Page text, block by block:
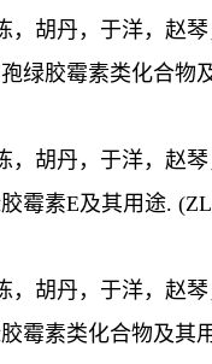
，胡丹，于洋，赵
绿胶霉素类化合物
，胡丹，于洋，赵
霉素E及其用途. (ZL
，胡丹，于洋，赵
霉素类化合物及其